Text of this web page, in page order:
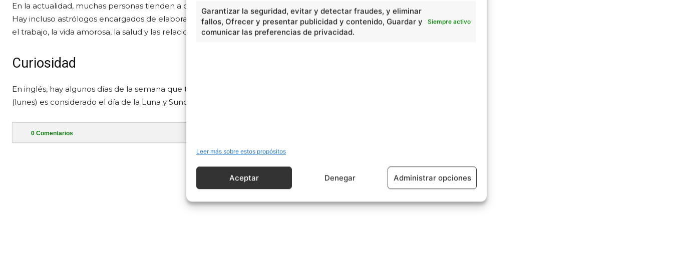
Garantizar la seguridad, evitar y detectar fraudes, y eliminar
fallos, Ofrecer y presentar publicidad y contenido, Guardar y
comunicar las preferencias de privacidad.
Siempre activo
Leer más sobre estos propósitos
Aceptar Denegar Administrar opciones
En la actualidad, muchas personas tienden a consultar el horóscopo para realizar cualquier tipo de tarea diaria.
Hay incluso astrólogos encargados de elaborar un mapa astral cuyo objetivo es detectar problemas o éxitos en
el trabajo, la vida amorosa, la salud y las relaciones del interesado y su entorno, entre otros.
Curiosidad
En inglés, hay algunos días de la semana que tienen sus nombres vinculados a los astros del zodíaco. Monday
(lunes) es considerado el día de la Luna y Sunday (domingo) día del Sol.
0 Comentarios
- Publicidad -